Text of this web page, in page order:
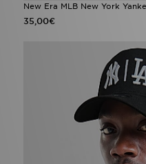
New Era MLB New York
35,00€